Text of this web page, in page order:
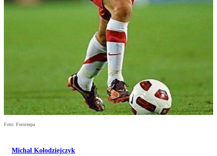
Foto: Fotorzepa
Michał Kołodziejczyk